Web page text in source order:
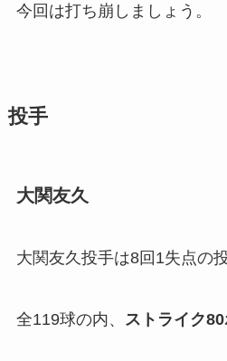
今回は打ち崩しましょう。
投手
大関友久
大関友久投手は8回1失点の
全119球の内、 ストライク